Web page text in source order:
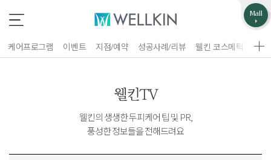
Mall
케어프로그램 이벤트 지점/예약 성공사례/리뷰 웰킨 코스메틱 웰
웰킨TV
웰킨의 생생한 두피케어 팁 및 PR,
풍성한 정보들을 전해드려요
고객불편사항
는 필수 입력 항목
업무제휴/광고문의
는 필수 입력 항목